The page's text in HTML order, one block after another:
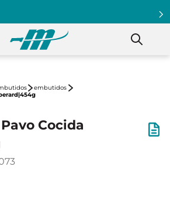
embutidos
Cocida